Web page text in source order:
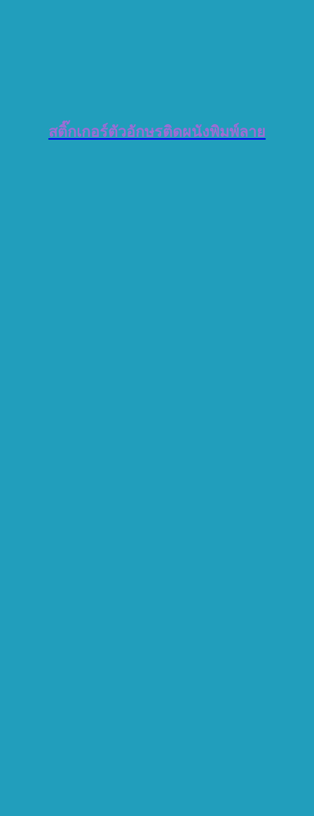
สติ๊กเกอร์ตัวอักษรติดผนังพิมพ์ลาย